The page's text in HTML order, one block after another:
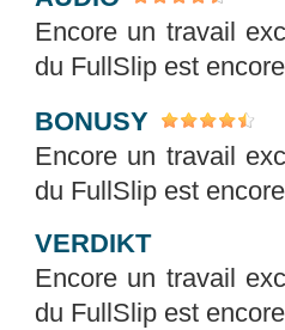
Encore un travail
du FullSlip est
BONUSY
Encore un travail
du FullSlip est
VERDIKT
Encore un travail
du FullSlip est